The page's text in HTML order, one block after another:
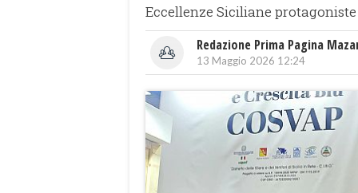
Eccellenze Siciliane
Redazione Prima Pagina
13 Maggio 2026 12:24